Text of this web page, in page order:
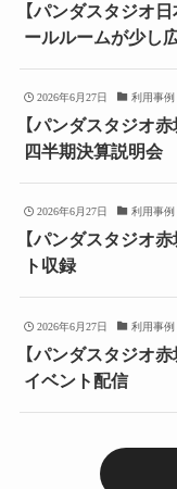
【パンダスタジオ
ールルームが少し
2026年6月27日 利用事例
【パンダスタジオ
四半期決算説明会
2026年6月27日 利用事例
【パンダスタジオ
ト収録
2026年6月27日 利用事例
【パンダスタジオ
イベント配信